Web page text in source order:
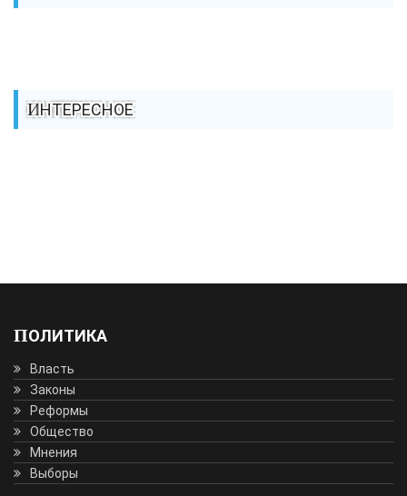
ИНТЕРЕСНОЕ
ПОЛИТИКА
Власть
Законы
Реформы
Общество
Мнения
Выборы